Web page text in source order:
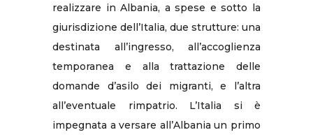
realizzare in Albania, a spese e sotto la
giurisdizione dell’Italia, due strutture: una
destinata all’ingresso, all’accoglienza
temporanea e alla trattazione delle
domande d’asilo dei migranti, e l’altra
all’eventuale rimpatrio. L’Italia si è
impegnata a versare all’Albania un primo